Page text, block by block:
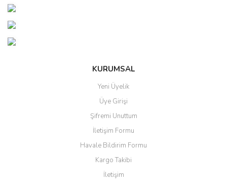
Görüş ve önerileriniz için teşekkür ederiz.
Ürün bilgilerinde hatalar bulunuyor.
Gönder
KURUMSAL
Yeni Üyelik
Üye Girişi
Şifremi Unuttum
İletişim Formu
Havale Bildirim Formu
Kargo Takibi
İletişim